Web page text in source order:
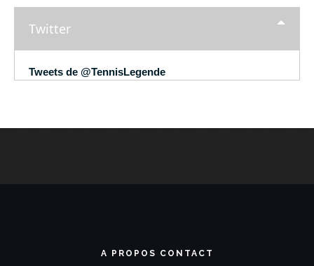
Twitter
Tweets de @TennisLegende
A PROPOS CONTACT